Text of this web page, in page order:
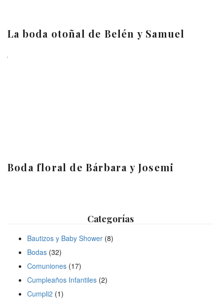
La boda otoñal de Belén y Samuel
Boda floral de Bárbara y Josemi
Categorías
Bautizos y Baby Shower (8)
Bodas (32)
Comuniones (17)
Cumpleaños Infantiles (2)
Cumpli2 (1)